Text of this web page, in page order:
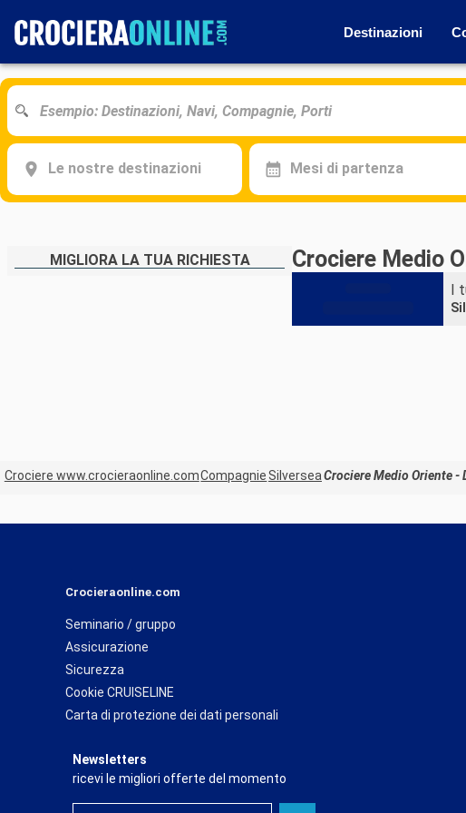
Destinazioni
Le nostre destinazioni Mesi di partenza
MIGLIORA LA TUA RICHIESTA Crociere Medio
I
Crociere www.crocieraonline.comCompagnieSilverseaCrociere Medio Oriente -
Crocieraonline.com
Seminario / gruppo
Assicurazione
Sicurezza
Cookie CRUISELINE
Carta di protezione dei dati personali
Newsletters
ricevi le migliori offerte del momento